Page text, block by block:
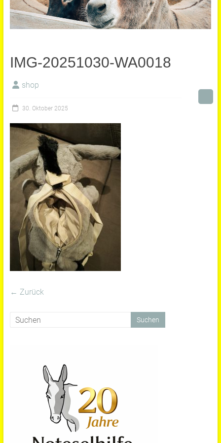
IMG-20251030-WA0018
shop
30. Oktober 2025
← Zurück